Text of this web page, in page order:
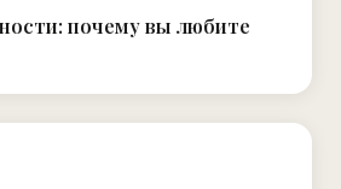
почему вы любите